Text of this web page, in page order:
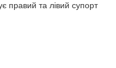
правий та лівий супорт